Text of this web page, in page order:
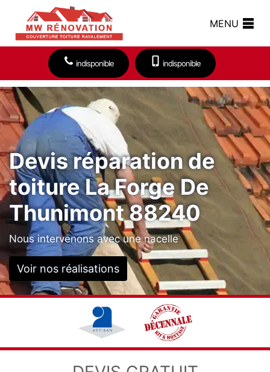
MENU
indisponible indisponible
Devis réparation de
toiture La Forge De
Thunimont 88240
Nous intervenons avec une nacelle
Voir nos réalisations